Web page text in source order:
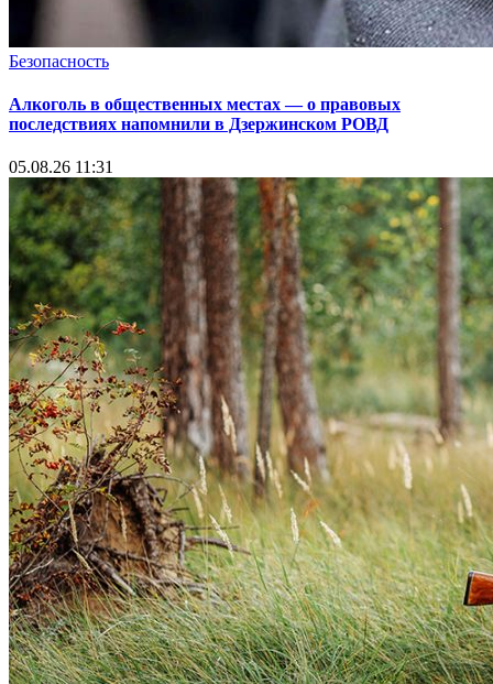
Безопасность
Алкоголь в общественных местах — о правовых
последствиях напомнили в Дзержинском РОВД
05.08.26 11:31